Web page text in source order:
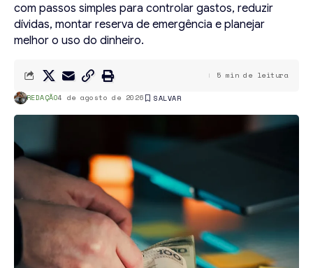
com passos simples para controlar gastos, reduzir
dívidas, montar reserva de emergência e planejar
melhor o uso do dinheiro.
REDAÇÃO4 de agosto de 2026
5 min de leitura